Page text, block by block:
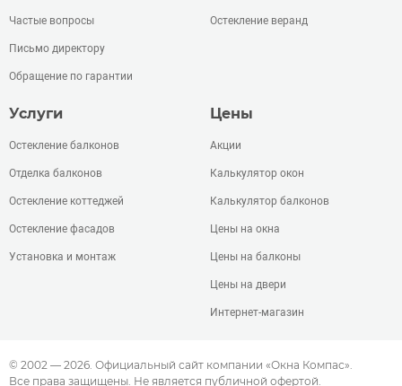
Частые вопросы
Письмо директору
Обращение по гарантии
Остекление веранд
Услуги
Остекление балконов
Отделка балконов
Остекление коттеджей
Остекление фасадов
Установка и монтаж
Цены
Акции
Калькулятор окон
Калькулятор балконов
Цены на окна
Цены на балконы
Цены на двери
Интернет-магазин
© 2002 — 2026. Официальный сайт компании «Окна Компас».
Все права защищены. Не является публичной офертой.